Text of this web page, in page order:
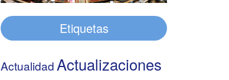
Etiquetas
ActualidadActualizaciones